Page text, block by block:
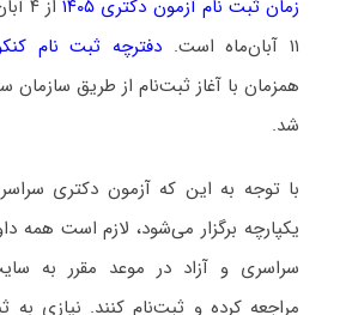
زمان ثبت نام آزمون دکتری ۱۴۰۵
از
۱۱ آبان‌ماه است.
دفترچه ثبت نام
همزمان با آغاز ثبت‌نام از طریق
شد.
با توجه به این که آزمون دکتری
یکپارچه برگزار می‌شود، لازم است همه
سراسری و آزاد در موعد مقرر به
مراجعه کرده و ثبت‌نام کنند. نیازی به